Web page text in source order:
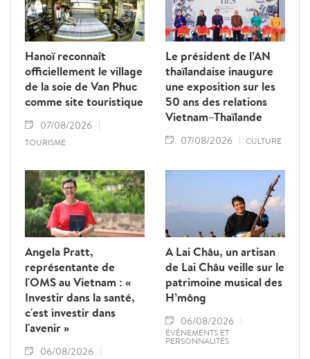
Hanoï reconnaît
officiellement le village
de la soie de Van Phuc
comme site touristique
07/08/2026
TOURISME
Le président de l’AN
thaïlandaise inaugure
une exposition sur les
50 ans des relations
Vietnam–Thaïlande
07/08/2026 CULTURE
Angela Pratt,
représentante de
l'OMS au Vietnam : «
Investir dans la santé,
c'est investir dans
l'avenir »
06/08/2026
A Lai Châu, un artisan
de Lai Châu veille sur le
patrimoine musical des
H’mông
06/08/2026
ÉVÉNEMENTS ET
PERSONNALITÉS